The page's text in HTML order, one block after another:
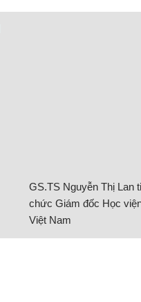
GS.TS Nguyễn Thị Lan
chức Giám đốc Học
Việt Nam